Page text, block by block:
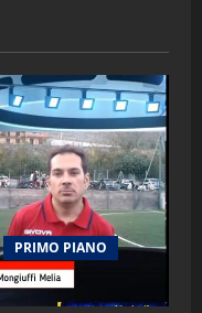
PRIMO PIANO